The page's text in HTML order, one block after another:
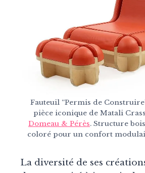
Fauteuil “Permis de
pièce iconique de Matali
Domeau & Pérès. Structure
coloré pour un confort
La diversité de ses